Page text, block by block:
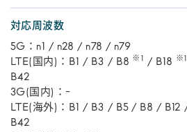
対応周波数
5G：n1 / n28 / n78 / n79
LTE(国内)：B1 / B3 / B8 ※1 / B18 ※1
B42
3G(国内)：-
LTE(海外)：B1 / B3 / B5 / B8 /
B42